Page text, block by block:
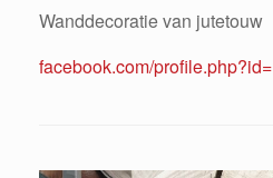
Wanddecoratie van jutetouw
facebook.com/